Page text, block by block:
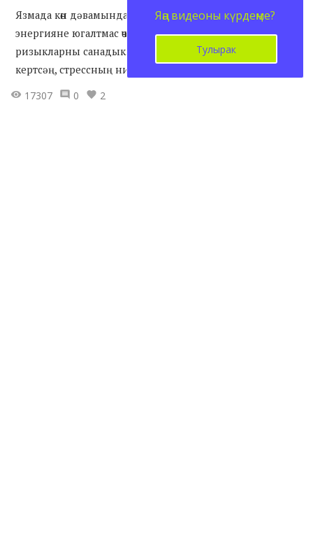
Язмада көн дәвамында күтәренке кәефне һәм
энергияне югалтмас өчен ашарга кирәк булган
ризыкларны санадык. Аларны үз рационыңа ешрак
кертсәң, стрессның ни икәнен белмәссең!
17307
0 2
Яңа видеоны күрдеңме?
Тулырак